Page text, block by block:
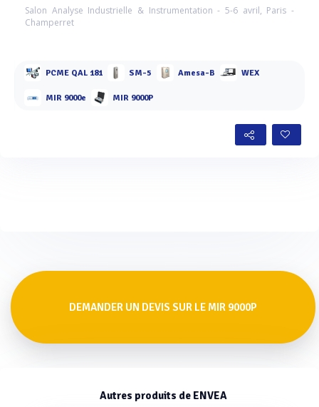
Salon Analyse Industrielle & Instrumentation - 5-6 avril, Paris -
Champerret
PCME QAL 181 SM-5 Amesa-B WEX
MIR 9000e MIR 9000P
DEMANDER UN DEVIS SUR LE MIR 9000P
Autres produits de ENVEA